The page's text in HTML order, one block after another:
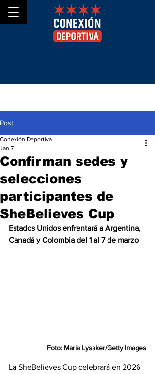
Post
Confirman sedes y
selecciones
participantes de
SheBelieves Cup
Conexión Deportiva
Jan 7
Estados Unidos enfrentará a Argentina,
Canadá y Colombia del 1 al 7 de marzo
Foto: Maria Lysaker/Getty Images
La SheBelieves Cup celebrará en 2026